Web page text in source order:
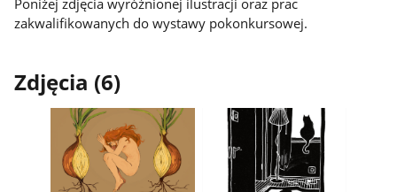
Poniżej zdjęcia wyróżnionej ilustracji oraz prac
zakwalifikowanych do wystawy pokonkursowej.
Zdjęcia (6)